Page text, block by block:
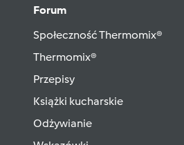
Forum
Społeczność Thermomix®
Thermomix®
Przepisy
Książki kucharskie
Odżywianie